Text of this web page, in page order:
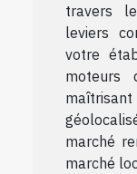
travers
leviers
votre
moteurs
marché
marché